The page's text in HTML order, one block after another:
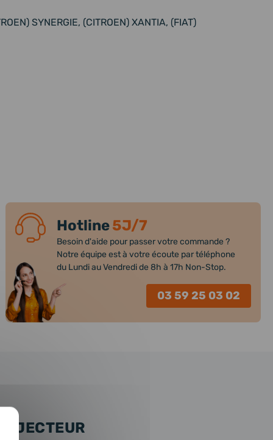
SYNERGIE, (CITROEN) XANTIA, (FIAT)
Hotline5J/7
Besoin d'aide pour passer votre commande ?
Notre équipe est à votre écoute par téléphone
du Lundi au Vendredi de 8h à 17h Non-Stop.
03 59 25 03 02
INJECTEUR